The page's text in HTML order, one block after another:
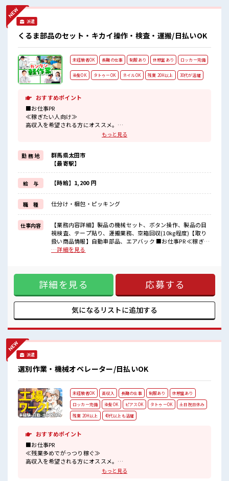
場♪ 残業が多めだからしっかり稼ぎたい方にもオススメ！ 高
派遣
くるま部品のセット・キカイ操作・検査・運搬/日払いOK
未経験者OK 長期の仕事 制服あり 休憩室あり ロッカー完備
染髪OK タトゥーOK ネイルOK 残業 20H以上 30代が活躍
おすすめポイント
■お仕事PR
≪稼ぎたい人向け≫
高収入を希望される方にオススメ。
残業は月20時間以上あります♪
派手過ぎなければ髪型や髪色自由♪
(規定有)≪ラクラク制服アリ≫
制服があるので、
毎日の服装の悩み解消♪
≪未経験の方も大カンゲイ≫
新しいことにチャレンジするのは不安だけど、
しっかり働く環境が整っています！
イチからスキルUP・ステップUP目指していきましょう！
≪自分に合った期間で働ける≫
福利厚生が整った派遣のお仕事です！
■職場の雰囲気
明るすぎたり奇抜過ぎなければヘアカラーOK！
ロッカーあり！
安心してお仕事に集中♪
残業多め！
稼ぎたい方は必見！
もっと見る
勤 務 地
群馬県太田市
【最寄駅】
給 与 【時給】1,200 円
職 種 仕分け・梱包・ピッキング
仕事内容
【業務内容詳細】製品の機械セット、ボタン操作、製品の目
視検査、テープ貼り、運搬業務、空箱回収(10kg程度)【取り
扱い商品情報】自動車部品、エアバック ■お仕事PR ≪稼ぎた
い人向け≫ 高収入を希望される方にオススメ。 残業は月20時
ので、 毎日の服装の悩み解消♪ ≪未経験の方も大カンゲイ≫
新しいことにチャレンジするのは不安だけど、 しっかり働く
環境が整っています！ イチからスキルUP・ステップUP目指
していきましょう！ ≪自分に合った期間で働ける≫ 福利厚生
が整った派遣のお仕事です！ ■職場の雰囲気 明るすぎたり奇
抜過ぎなければヘアカラーOK！ 休憩室で楽しくランチ♪ 時
事に集中♪ 残業多め！ 稼ぎたい方は必見！
…詳細を見る
詳細を見る 応募する
気になるリストに追加する
派遣
選別作業・機械オペレーター/日払いOK
未経験者OK 高収入 長期の仕事 制服あり
休憩室あり
ロッカー完備
染髪OK ピアスOK タトゥーOK
土日祝日休み
残業 20H以上
40代以上も活躍
おすすめポイント
■お仕事PR
≪残業多めでがっつり稼ぐ≫
高収入を希望される方にオススメ。
残業は月20時間以上あります♪もっと見る